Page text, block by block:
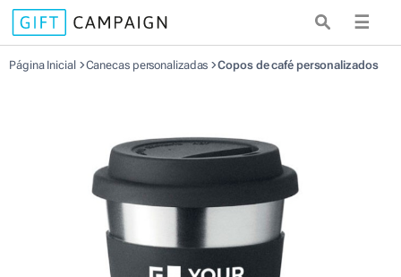
☰
Página Inicial Canecas personalizadas Copos de café personalizados